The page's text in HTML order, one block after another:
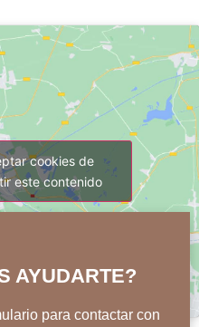
cookies de
este contenido
AYUDARTE?
para contactar con